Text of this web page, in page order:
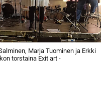
Marja Tuominen ja Erkki
torstaina Exit art -